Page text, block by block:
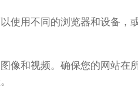
使用不同的浏览器和设备，
像和视频。确保您的网站在